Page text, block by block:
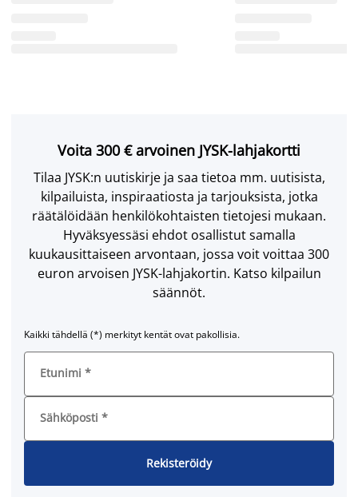
Voita 300 € arvoinen JYSK-lahjakortti
Tilaa JYSK:n uutiskirje ja saa tietoa mm. uutisista,
kilpailuista, inspiraatiosta ja tarjouksista, jotka
räätälöidään henkilökohtaisten tietojesi mukaan.
Hyväksyessäsi ehdot osallistut samalla
kuukausittaiseen arvontaan, jossa voit voittaa 300
euron arvoisen JYSK-lahjakortin. Katso kilpailun
säännöt.
Kaikki tähdellä (*) merkityt kentät ovat pakollisia.
Etunimi *
Sähköposti *
Rekisteröidy